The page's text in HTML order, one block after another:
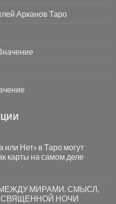
Арканов Таро
Нет» в Таро могут
карты на самом деле
МИРАМИ. СМЫСЛ,
НОЧИ